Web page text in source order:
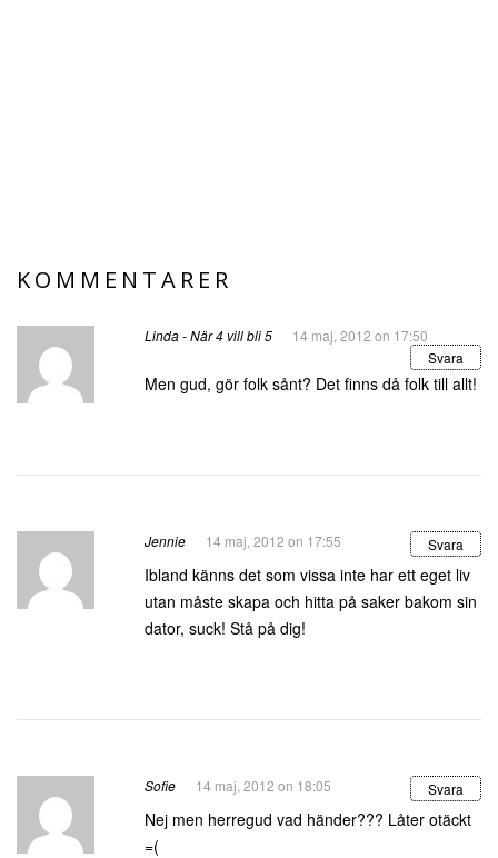
KOMMENTARER
Linda - När 4 vill bli 5
14 maj, 2012 on 17:50
Svara
Men gud, gör folk sånt? Det finns då folk till allt!
Jennie 14 maj, 2012 on 17:55 Svara
Ibland känns det som vissa inte har ett eget liv
utan måste skapa och hitta på saker bakom sin
dator, suck! Stå på dig!
Sofie 14 maj, 2012 on 18:05 Svara
Nej men herregud vad händer??? Låter otäckt
=(